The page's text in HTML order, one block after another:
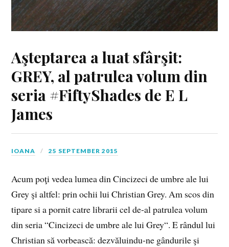
Aşteptarea a luat sfârşit:
GREY, al patrulea volum din
seria #FiftyShades de E L
James
IOANA 25 SEPTEMBER 2015
Acum poţi vedea lumea din Cincizeci de umbre ale lui
Grey şi altfel: prin ochii lui Christian Grey. Am scos din
tipare si a pornit catre librarii cel de-al patrulea volum
din seria “Cincizeci de umbre ale lui Grey“. E rândul lui
Christian să vorbească: dezvăluindu-ne gândurile şi